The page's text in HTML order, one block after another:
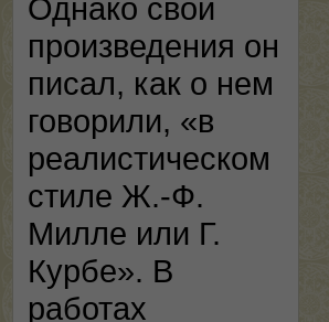
Однако свои
произведения он
писал, как о нем
говорили, «в
реалистическом
стиле Ж.-Ф.
Милле или Г.
Курбе». В
работах